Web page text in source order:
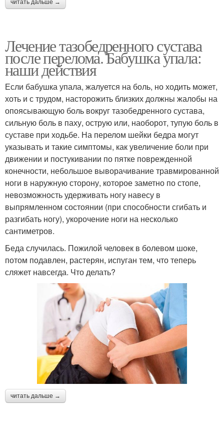
читать дальше →
Лечение тазобедренного сустава
после перелома. Бабушка упала:
наши действия
Если бабушка упала, жалуется на боль, но ходить может,
хоть и с трудом, насторожить близких должны жалобы на
опоясывающую боль вокруг тазобедренного сустава,
сильную боль в паху, острую или, наоборот, тупую боль в
суставе при ходьбе. На перелом шейки бедра могут
указывать и такие симптомы, как увеличение боли при
движении и постукивании по пятке поврежденной
конечности, небольшое выворачивание травмированной
ноги в наружную сторону, которое заметно по стопе,
невозможность удерживать ногу навесу в
выпрямленном состоянии (при способности сгибать и
разгибать ногу), укорочение ноги на несколько
сантиметров.
Беда случилась. Пожилой человек в болевом шоке,
потом подавлен, растерян, испуган тем, что теперь
сляжет навсегда. Что делать?
читать дальше →